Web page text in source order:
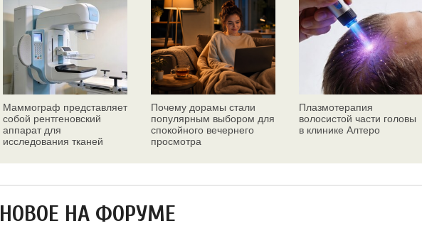
Маммограф представляет
собой рентгеновский
аппарат для
исследования тканей
Почему дорамы стали
популярным выбором для
спокойного вечернего
просмотра
Плазмотерапия
волосистой части головы
в клинике Алтеро
НОВОЕ НА ФОРУМЕ